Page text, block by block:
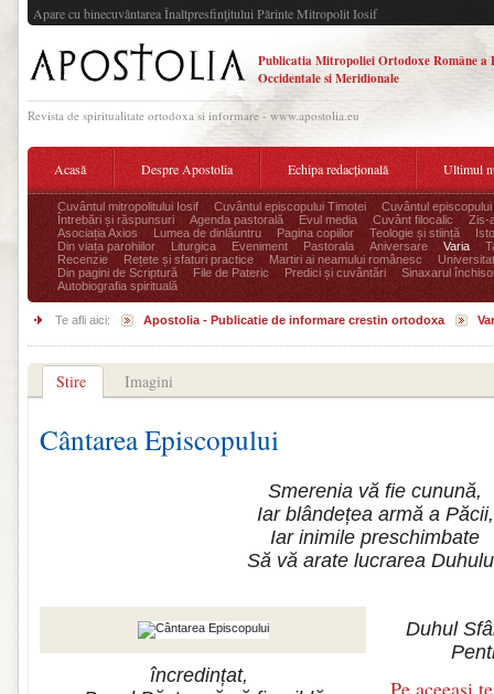
Apare cu binecuvântarea Înaltpresfinţitului Părinte Mitropolit Iosif
Publicatia Mitropoliei Ortodoxe Române a
Occidentale si Meridionale
Revista de spiritualitate ortodoxa si informare - www.apostolia.eu
Acasă Despre Apostolia Echipa redacțională Ultimul
Cuvântul mitropolitului Iosif Cuvântul episcopului Timotei
Cuvântul episcopului
Întrebări și răspunsuri
Agenda pastorală Evul media Cuvânt filocalic
Zis-
Asociația Axios
Lumea de dinlăuntru Pagina copiilor Teologie și stiință
Din viața parohiilor
Liturgica Eveniment Pastorala Aniversare Varia
Recenzie
Rețete și sfaturi practice Martiri ai neamului românesc
Din pagini de Scriptură
File de Pateric Predici și cuvântări
Sinaxarul
Autobiografia spirituală
Te afli aici: Apostolia - Publicatie de informare crestin ortodoxa
Stire Imagini
Cântarea Episcopului
Smerenia vă fie cunună,
Iar blândețea armă a Păcii,
Iar inimile preschimbate
Să vă arate lucrarea
Pe aceeasi
Duhul
încredințat,